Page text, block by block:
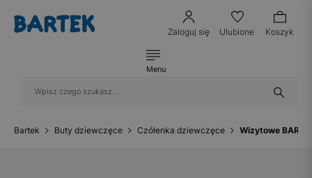
Zaloguj się Ulubione Koszyk
Menu
Bartek Buty dziewczęce Czółenka dziewczęce Wizytowe